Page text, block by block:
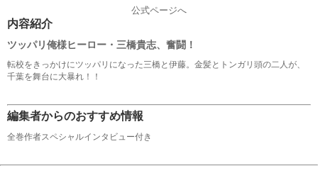
公式ページへ
内容紹介
ツッパリ俺様ヒーロー・三橋貴志、奮闘！
転校をきっかけにツッパリになった三橋と伊藤。金髪とトンガリ頭の二人が、
千葉を舞台に大暴れ！！
編集者からのおすすめ情報
全巻作者スペシャルインタビュー付き